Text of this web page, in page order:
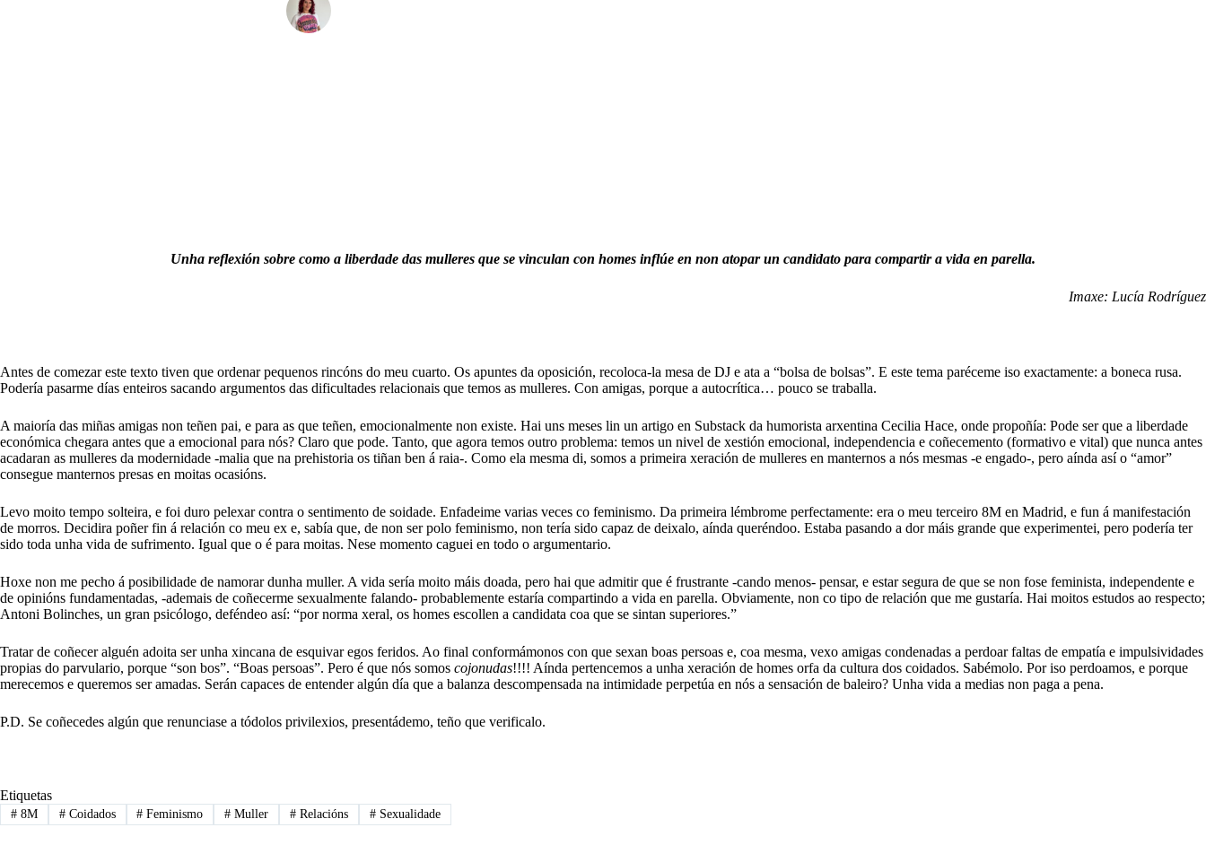
Unha reflexión sobre como a liberdade das mulleres que se vinculan con homes inflúe en non atopar un candidato para compartir a vida en parella.
Imaxe: Lucía Rodríguez
Antes de comezar este texto tiven que ordenar pequenos rincóns do meu cuarto. Os apuntes da oposición, recoloca-la mesa de DJ e ata a “bolsa de bolsas”. E este tema paréceme iso exactamente: a boneca rusa.
Podería pasarme días enteiros sacando argumentos das dificultades relacionais que temos as mulleres. Con amigas, porque a autocrítica… pouco se traballa.
A maioría das miñas amigas non teñen pai, e para as que teñen, emocionalmente non existe. Hai uns meses lin un artigo en Substack da humorista arxentina Cecilia Hace, onde propoñía: Pode ser que a liberdade
económica chegara antes que a emocional para nós? Claro que pode. Tanto, que agora temos outro problema: temos un nivel de xestión emocional, independencia e coñecemento (formativo e vital) que nunca antes
acadaran as mulleres da modernidade -malia que na prehistoria os tiñan ben á raia-. Como ela mesma di, somos a primeira xeración de mulleres en manternos a nós mesmas -e engado-, pero aínda así o “amor”
consegue manternos presas en moitas ocasións.
Levo moito tempo solteira, e foi duro pelexar contra o sentimento de soidade. Enfadeime varias veces co feminismo. Da primeira lémbrome perfectamente: era o meu terceiro 8M en Madrid, e fun á manifestación
de morros. Decidira poñer fin á relación co meu ex e, sabía que, de non ser polo feminismo, non tería sido capaz de deixalo, aínda queréndoo. Estaba pasando a dor máis grande que experimentei, pero podería ter
sido toda unha vida de sufrimento. Igual que o é para moitas. Nese momento caguei en todo o argumentario.
Hoxe non me pecho á posibilidade de namorar dunha muller. A vida sería moito máis doada, pero hai que admitir que é frustrante -cando menos- pensar, e estar segura de que se non fose feminista, independente e
de opinións fundamentadas, -ademais de coñecerme sexualmente falando- probablemente estaría compartindo a vida en parella. Obviamente, non co tipo de relación que me gustaría. Hai moitos estudos ao respecto;
Antoni Bolinches, un gran psicólogo, deféndeo así: “por norma xeral, os homes escollen a candidata coa que se sintan superiores.”
Tratar de coñecer alguén adoita ser unha xincana de esquivar egos feridos. Ao final conformámonos con que sexan boas persoas e, coa mesma, vexo amigas condenadas a perdoar faltas de empatía e impulsividades
propias do parvulario, porque “son bos”. “Boas persoas”. Pero é que nós somos cojonudas!!!! Aínda pertencemos a unha xeración de homes orfa da cultura dos coidados. Sabémolo. Por iso perdoamos, e porque
merecemos e queremos ser amadas. Serán capaces de entender algún día que a balanza descompensada na intimidade perpetúa en nós a sensación de baleiro? Unha vida a medias non paga a pena.
P.D. Se coñecedes algún que renunciase a tódolos privilexios, presentádemo, teño que verificalo.
Etiquetas
#8M #Coidados # Feminismo # Muller # Relacións #Sexualidade